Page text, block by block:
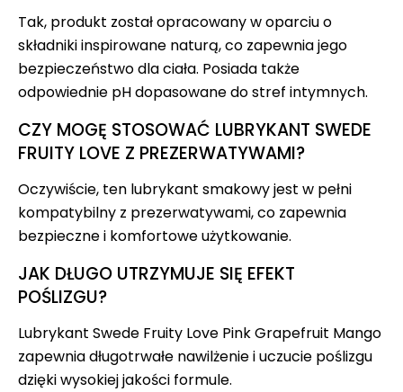
Tak, produkt został opracowany w oparciu o
składniki inspirowane naturą, co zapewnia jego
bezpieczeństwo dla ciała. Posiada także
odpowiednie pH dopasowane do stref intymnych.
CZY MOGĘ STOSOWAĆ LUBRYKANT SWEDE
FRUITY LOVE Z PREZERWATYWAMI?
Oczywiście, ten lubrykant smakowy jest w pełni
kompatybilny z prezerwatywami, co zapewnia
bezpieczne i komfortowe użytkowanie.
JAK DŁUGO UTRZYMUJE SIĘ EFEKT
POŚLIZGU?
Lubrykant Swede Fruity Love Pink Grapefruit Mango
zapewnia długotrwałe nawilżenie i uczucie poślizgu
dzięki wysokiej jakości formule.